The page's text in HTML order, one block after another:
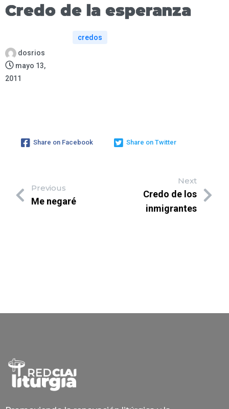
Credo de la esperanza
dosrios
mayo 13,
2011
credos
Share on Facebook Share on Twitter
Previous
Me negaré
Next
Credo de los
inmigrantes